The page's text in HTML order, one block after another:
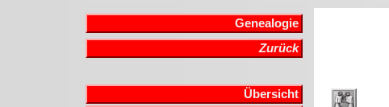
Genealogie
Zurück
Übersicht